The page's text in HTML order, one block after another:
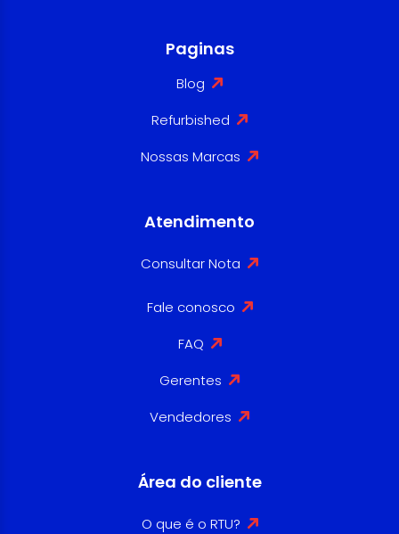
Paginas
Blog
Refurbished
Nossas Marcas
Atendimento
Consultar Nota
Fale conosco
FAQ
Gerentes
Vendedores
Área do cliente
O que é o RTU?